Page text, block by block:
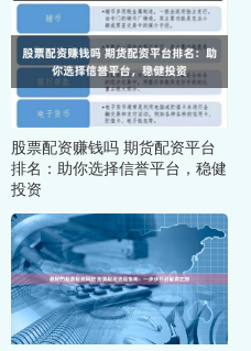
股票配资赚钱吗 期货配资平台
排名：助你选择信誉平台，稳健
投资